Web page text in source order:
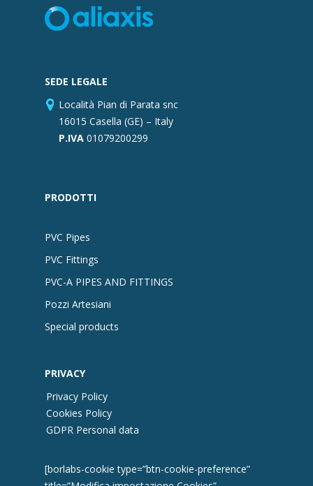
SEDE LEGALE
Località Pian di Parata snc
16015 Casella (GE) – Italy
P.IVA 01079200299
PRODOTTI
PVC Pipes
PVC Fittings
PVC-A PIPES AND FITTINGS
Pozzi Artesiani
Special products
PRIVACY
Privacy Policy
Cookies Policy
GDPR Personal data
[borlabs-cookie type=”btn-cookie-preference”